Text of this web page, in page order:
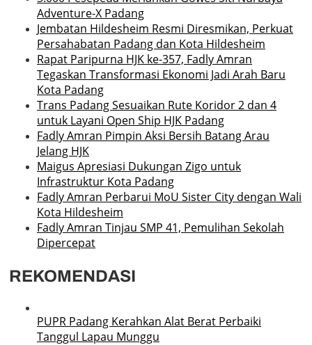
Adventure-X Padang
Jembatan Hildesheim Resmi Diresmikan, Perkuat
Persahabatan Padang dan Kota Hildesheim
Rapat Paripurna HJK ke-357, Fadly Amran
Tegaskan Transformasi Ekonomi Jadi Arah Baru
Kota Padang
Trans Padang Sesuaikan Rute Koridor 2 dan 4
untuk Layani Open Ship HJK Padang
Fadly Amran Pimpin Aksi Bersih Batang Arau
Jelang HJK
Maigus Apresiasi Dukungan Zigo untuk
Infrastruktur Kota Padang
Fadly Amran Perbarui MoU Sister City dengan Wali
Kota Hildesheim
Fadly Amran Tinjau SMP 41, Pemulihan Sekolah
Dipercepat
REKOMENDASI
PUPR Padang Kerahkan Alat Berat Perbaiki
Tanggul Lapau Munggu